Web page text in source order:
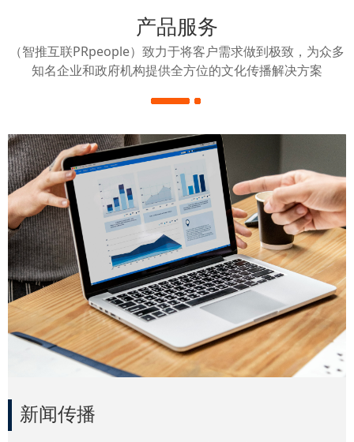
产品服务
（智推互联PRpeople）致力于将客户需求做到极致，为众多
知名企业和政府机构提供全方位的文化传播解决方案
新闻传播